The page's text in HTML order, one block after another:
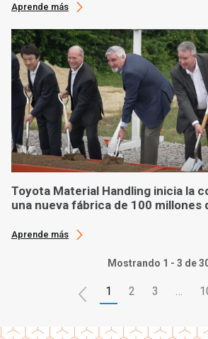
Aprende más
Toyota Material Handling inicia la
una nueva fábrica de 100 millones
Aprende más
Mostrando 1 - 3 de
1 2 3 …